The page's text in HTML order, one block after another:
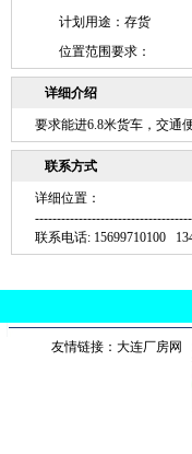
计划用途：存货
位置范围要求：
详细介绍
要求能进6.8米货车，交通
联系方式
详细位置：
联系电话: 15699710100
友情链接： 大连厂房网